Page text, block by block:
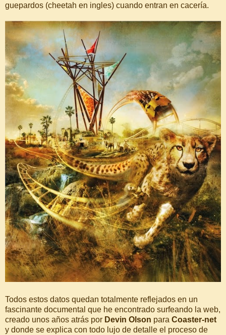
guepardos (cheetah en ingles) cuando entran en cacería.
Todos estos datos quedan totalmente reflejados en un
fascinante documental que he encontrado surfeando la web,
creado unos años atrás por Devin Olson para Coaster-net
y donde se explica con todo lujo de detalle el proceso de